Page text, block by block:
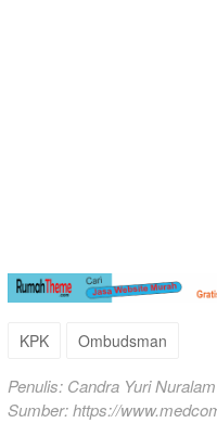
KPK Ombudsman
Penulis: Candra Yuri Nuralam
Sumber:https://